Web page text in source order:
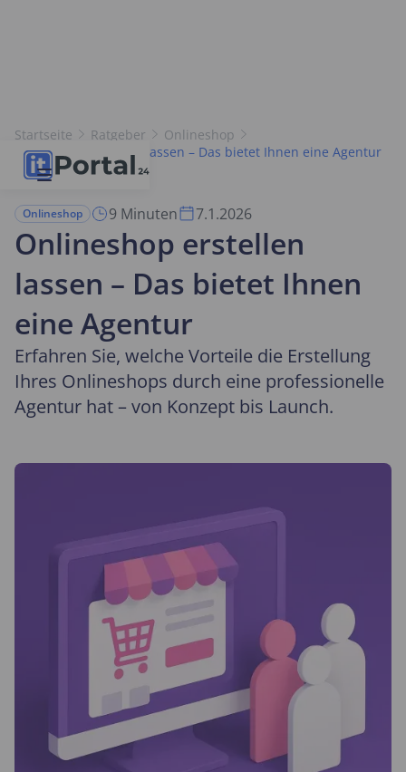
Startseite Ratgeber
Onlineshop
Onlineshop erstellen lassen – Das bietet Ihnen eine Agentur
Onlineshop 9 Minuten 7.1.2026
Onlineshop erstellen
lassen – Das bietet Ihnen
eine Agentur
Erfahren Sie, welche Vorteile die Erstellung
Ihres Onlineshops durch eine professionelle
Agentur hat – von Konzept bis Launch.